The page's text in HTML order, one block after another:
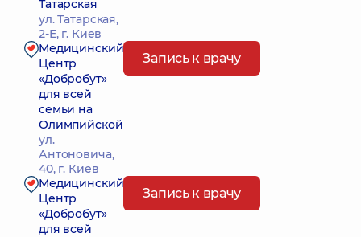
Татарская
ул. Татарская,
2-Е, г. Киев
Медицинский
Центр
«Добробут»
для всей
семьи на
Олимпийской
ул.
Антоновича,
40, г. Киев
Запись к врачу
Медицинский
Центр
«Добробут»
для всей
Запись к врачу